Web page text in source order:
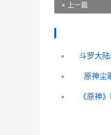
« 上一篇
原神尘